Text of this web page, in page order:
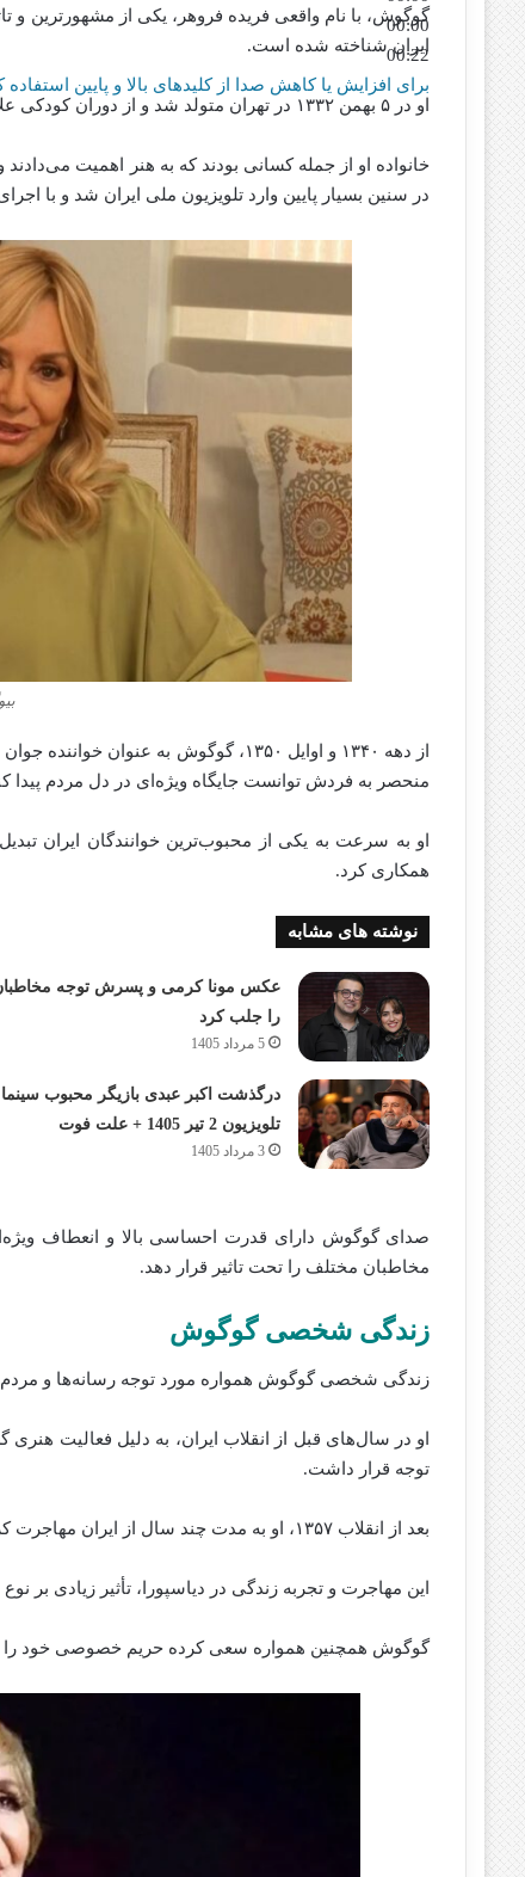
00:00
00:22
برای افزایش یا کاهش صدا از کلیدهای بالا و پایین استفاده
گوگوش، با نام واقعی فریده فروهر، یکی از مشهورترین و
ایران شناخته شده است.
او در ۵ بهمن ۱۳۳۲ در تهران متولد شد و از دوران کودکی علاقه و استعداد خود را در زمینه موسیقی نشان داد.
خانواده او از جمله کسانی بودند که به هنر اهمیت
در سنین بسیار پایین وارد تلویزیون ملی ایران شد و با
از دهه ۱۳۴۰ و اوایل ۱۳۵۰، گوگوش به
منحصر به فردش توانست جایگاه ویژه‌ای در دل مردم پیدا
او به سرعت به یکی از محبوب‌ترین خوانندگان ایران
همکاری کرد.
نوشته های مشابه
عکس مونا کرمی و پسرش توجه
را جلب کرد
5 مرداد 1405
درگذشت اکبر عبدی بازیگر محبوب
تلویزیون 2 تیر 1405 + علت فوت
3 مرداد 1405
صدای گوگوش دارای قدرت احساسی بالا و انعطاف
مخاطبان مختلف را تحت تاثیر قرار دهد.
زندگی شخصی گوگوش
زندگی شخصی گوگوش همواره مورد توجه رسانه‌ها و
او در سال‌های قبل از انقلاب ایران، به دلیل فعالیت
توجه قرار داشت.
بعد از انقلاب ۱۳۵۷، او به مدت چند سال از ایران مهاجرت کرد و فعالیت هنری خود را در خارج از کشور ادامه داد.
این مهاجرت و تجربه زندگی در دیاسپورا، تأثیر زیادی بر
گوگوش همچنین همواره سعی کرده حریم خصوصی خود را